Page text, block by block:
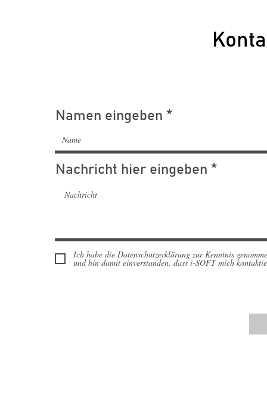
Namen eingeben
Nachricht hier eingeben
Ich habe die Datenschutzerklärung zur Kenntnis
und bin damit einverstanden, dass i-SOFT mich